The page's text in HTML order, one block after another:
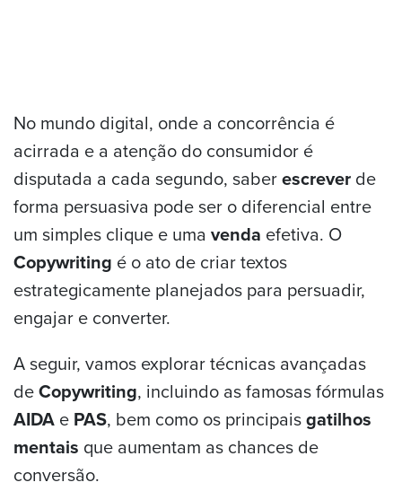
No mundo digital, onde a concorrência é
acirrada e a atenção do consumidor é
disputada a cada segundo, saberescrever de
forma persuasiva pode ser o diferencial entre
um simples clique e uma venda efetiva. O
Copywriting é o ato de criar textos
estrategicamente planejados para persuadir,
engajar e converter.
A seguir, vamos explorar técnicas avançadas
deCopywriting, incluindo as famosas fórmulas
AIDA e PAS, bem como os principaisgatilhos
mentais que aumentam as chances de
conversão.